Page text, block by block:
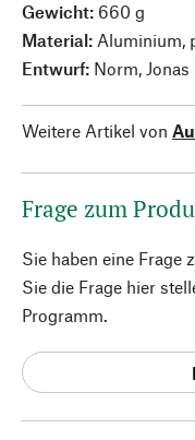
Gewicht: 660 g
Material: Aluminium,
Entwurf: Norm,
Weitere Artikel von
Frage zum
Sie haben eine Frage
Sie die Frage hier
Programm.